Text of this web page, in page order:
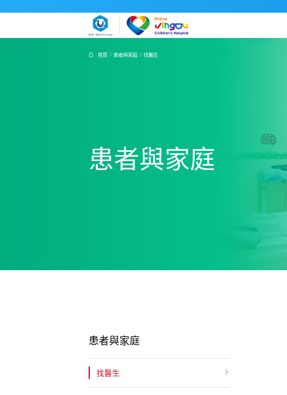
首頁 / 患者與家庭 / 找醫生
患者與家庭
患者與家庭
找醫生